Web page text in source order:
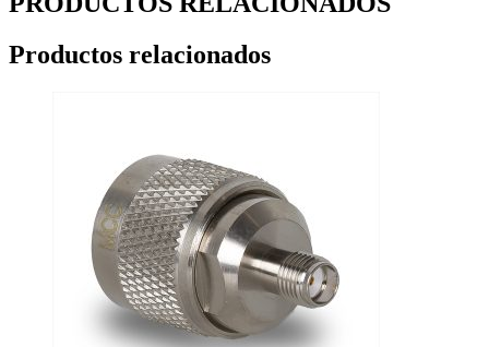
Productos relacionados